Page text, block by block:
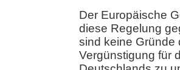
Der Europäische
diese Regelung
sind keine Gründe
Vergünstigung für